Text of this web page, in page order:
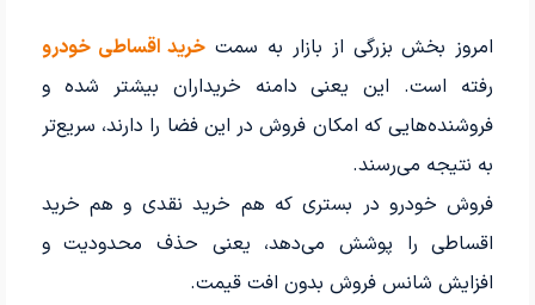
امروز بخش بزرگی از بازار به سمت خرید اقساطی خودرو
رفته است. این یعنی دامنه خریداران بیشتر شده و
فروشنده‌هایی که امکان فروش در این فضا را دارند، سریع‌تر
به نتیجه می‌رسند.
فروش خودرو در بستری که هم خرید نقدی و هم خرید
اقساطی را پوشش می‌دهد، یعنی حذف محدودیت و
افزایش شانس فروش بدون افت قیمت.